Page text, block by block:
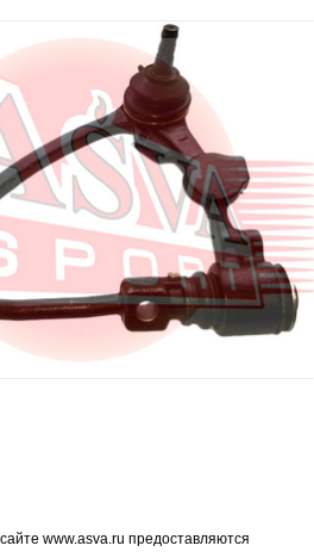
www.asva.ru предоставляются